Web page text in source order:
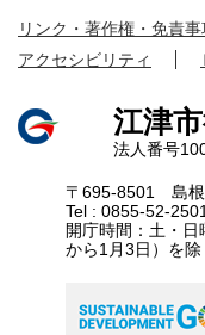
リンク・著作権・免責事
アクセシビリティ
江津
法人番号
〒695-8501 島根
Tel : 0855-52-
開庁時間：土・
から1月3日）を